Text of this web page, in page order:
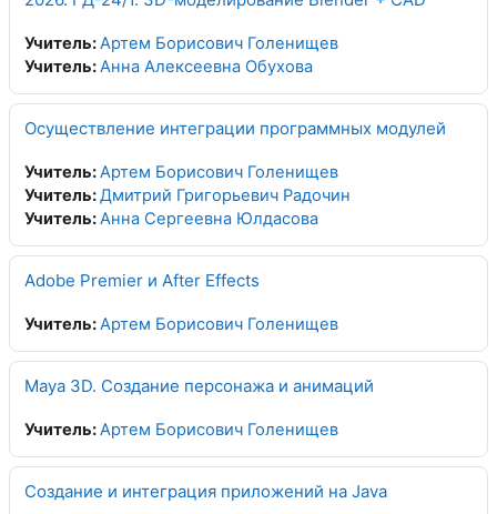
Учитель:Артем Борисович Голенищев
Учитель:Анна Алексеевна Обухова
Осуществление интеграции программных модулей
Учитель:Артем Борисович Голенищев
Учитель:Дмитрий Григорьевич Радочин
Учитель:Анна Сергеевна Юлдасова
Adobe Premier и After Effects
Учитель:Артем Борисович Голенищев
Maya 3D. Создание персонажа и анимаций
Учитель:Артем Борисович Голенищев
Создание и интеграция приложений на Java